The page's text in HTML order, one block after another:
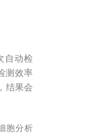
自动检
测效率
结果会